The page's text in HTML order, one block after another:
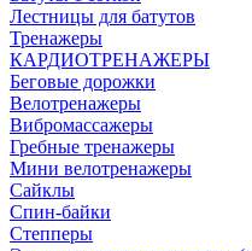
Лестницы для батутов
Тренажеры
КАРДИОТРЕНАЖЕРЫ
Беговые дорожки
Велотренажеры
Вибромассажеры
Гребные тренажеры
Мини велотренажеры
Сайклы
Спин-байки
Степперы